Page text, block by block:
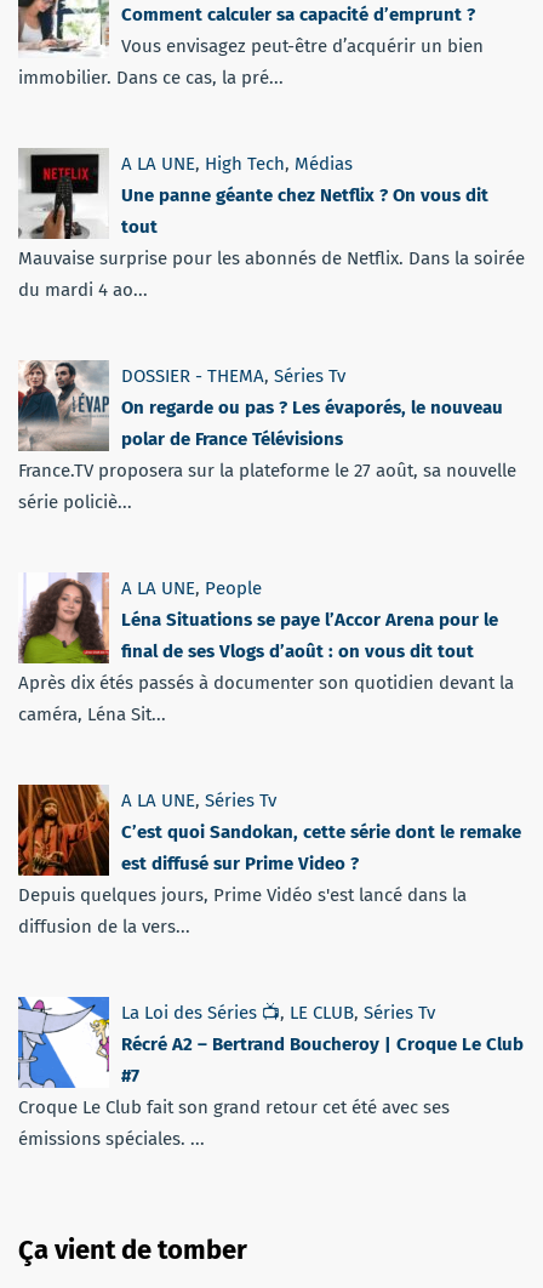
Comment calculer sa capacité d’emprunt ?
Vous envisagez peut-être d’acquérir un bien
immobilier. Dans ce cas, la pré...
A LA UNE, High Tech, Médias
Une panne géante chez Netflix ? On vous dit
tout
Mauvaise surprise pour les abonnés de Netflix. Dans la soirée
du mardi 4 ao...
DOSSIER - THEMA, Séries Tv
On regarde ou pas ? Les évaporés, le nouveau
polar de France Télévisions
France.TV proposera sur la plateforme le 27 août, sa nouvelle
série policiè...
A LA UNE, People
Léna Situations se paye l’Accor Arena pour le
final de ses Vlogs d’août : on vous dit tout
Après dix étés passés à documenter son quotidien devant la
caméra, Léna Sit...
A LA UNE, Séries Tv
C’est quoi Sandokan, cette série dont le remake
est diffusé sur Prime Video ?
Depuis quelques jours, Prime Vidéo s'est lancé dans la
diffusion de la vers...
La Loi des Séries 📺, LE CLUB, Séries Tv
Récré A2 – Bertrand Boucheroy | Croque Le Club
#7
Croque Le Club fait son grand retour cet été avec ses
émissions spéciales. ...
Ça vient de tomber